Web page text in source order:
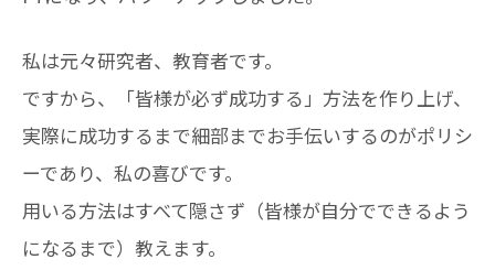
私は元々研究者、教育者です。
ですから、「皆様が必ず成功する」方法を作り上げ、
実際に成功するまで細部までお手伝いするのがポリシ
ーであり、私の喜びです。
用いる方法はすべて隠さず（皆様が自分でできるよう
になるまで）教えます。